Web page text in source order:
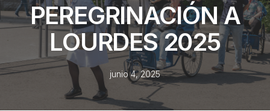
PEREGRINACIÓN A
LOURDES 2025
junio 4, 2025